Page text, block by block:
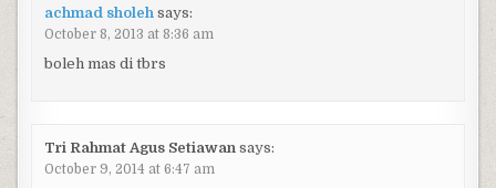
achmad sholeh says:
October 8, 2013 at 8:36 am
boleh mas di tbrs
Tri Rahmat Agus Setiawan says:
October 9, 2014 at 6:47 am